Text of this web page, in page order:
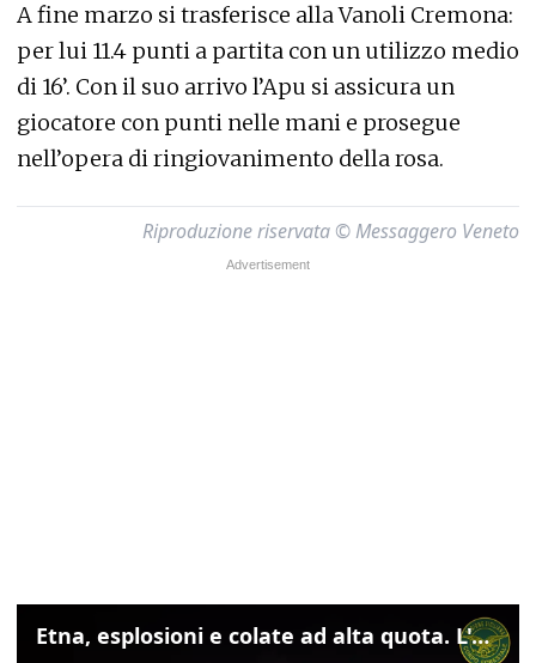
A fine marzo si trasferisce alla Vanoli Cremona:
per lui 11.4 punti a partita con un utilizzo medio
di 16’. Con il suo arrivo l’Apu si assicura un
giocatore con punti nelle mani e prosegue
nell’opera di ringiovanimento della rosa.
Riproduzione riservata © Messaggero Veneto
Etna, esplosioni e colate ad alta quota. L'aeroporto di Catania verso la normalità